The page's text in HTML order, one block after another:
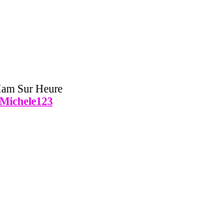
Sur Heure
Michele123